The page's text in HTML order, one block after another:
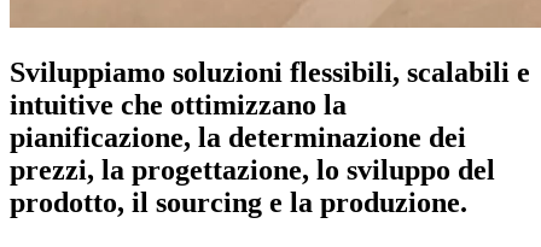
Sviluppiamo soluzioni flessibili, scalabili e
intuitive che ottimizzano la
pianificazione, la determinazione dei
prezzi, la progettazione, lo sviluppo del
prodotto, il sourcing e la produzione.